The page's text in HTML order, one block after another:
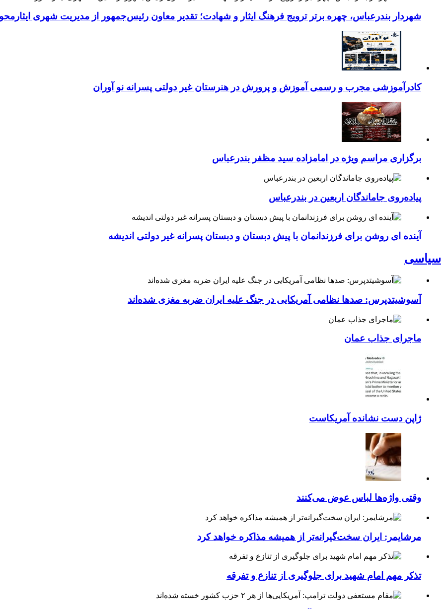
شهردار بندرعباس، چهره برتر ترویج فرهنگ ایثار و شهادت؛ تقدیر معاون رئیس‌جمهور از مدیریت شهری
کادرآموزشی مجرب و رسمی آموزش و پرورش در هنرستان غیر دولتی پسرانه نو آوران
برگزاری مراسم ویژه در امامزاده سید مظفر بندرعباس
پیاده‌روی جاماندگان اربعین در بندرعباس
آینده ای روشن برای فرزندانمان با پیش دبستان و دبستان پسرانه غیر دولتی اندیشه
سیاسی
آسوشیتدپرس: صدها نظامی آمریکایی در جنگ علیه ایران ضربه مغزی شده‌اند
ماجرای جذاب عمان
ژاپن دست نشانده آمریکاست
وقتی واژه‌ها لباس عوض می‌کنند
مرشایمر: ایران سخت‌گیرانه‌تر از همیشه مذاکره خواهد کرد
تذکر مهم امام شهید برای جلوگیری از تنازع و تفرقه